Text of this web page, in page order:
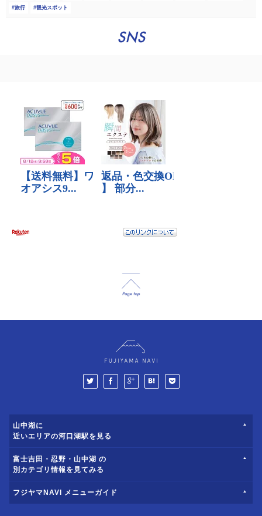
旅行 観光スポット
SNS
山中湖に
近いエリアの河口湖駅を見る
富士吉田・忍野・山中湖 の
別カテゴリ情報を見てみる
フジヤマNAVI メニューガイド